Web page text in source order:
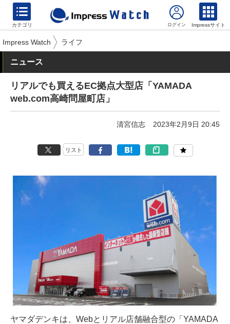
カテゴリ Impressサイト
Impress Watch ライフ
ニュース
リアルでも買えるEC拠点大型店「YAMADA
web.com高崎問屋町店」
清宮信志 2023年2月9日 20:45
リスト
ヤマダデンキは、Webとリアル店舗融合型の「YAMADA